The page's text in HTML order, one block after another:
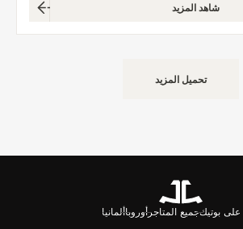
شاهد المزيد
تحميل المزيد
على بوتيكجميع المتاجرأوروباألمانيا